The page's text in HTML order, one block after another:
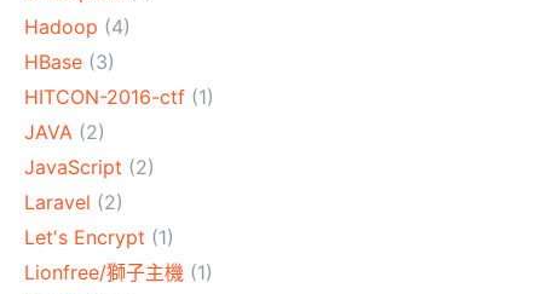
Hadoop (4)
HBase (3)
HITCON-2016-ctf (1)
JAVA (2)
JavaScript (2)
Laravel (2)
Let's Encrypt (1)
Lionfree/獅子主機 (1)